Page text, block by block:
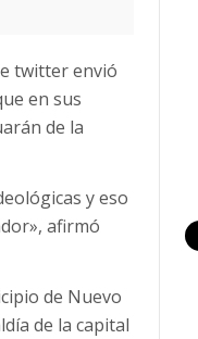
twitter envió
en sus
de la
y eso
afirmó
de Nuevo
de la capital